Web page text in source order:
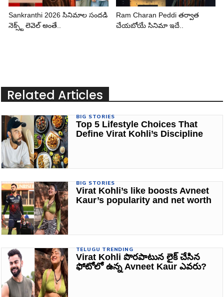
Sankranthi 2026 సినిమాల సందడి
నెక్స్ట్ లెవెల్ అంతే..
Ram Charan Peddi తర్వాత
చేయబోయే సినిమా ఇదే..
Related Articles
BIG STORIES
Top 5 Lifestyle Choices That
Define Virat Kohli’s Discipline
BIG STORIES
Virat Kohli’s like boosts Avneet
Kaur’s popularity and net worth
TELUGU TRENDING
Virat Kohli పొరపాటున లైక్ చేసిన
ఫోటోలో ఉన్న Avneet Kaur ఎవరు?